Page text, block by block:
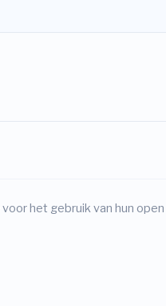
voor het gebruik van hun